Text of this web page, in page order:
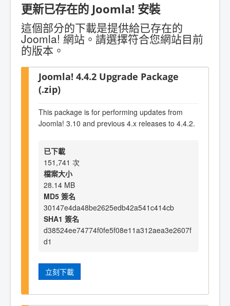
更新已存在的 Joomla! 安裝
這個部分的下載是提供給已存在的
Joomla! 網站。請選擇符合您網站目前
的版本。
Joomla! 4.4.2 Upgrade Package
(.zip)
This package is for performing updates from
Joomla! 3.10 and previous 4.x releases to 4.4.2.
已下載
151,741 次
檔案大小
28.14 MB
MD5 簽名
30147e4da48be2625edb42a541c414cb
SHA1 簽名
d38524ee74774f0fe5f08e11a312aea3e2607f
d1
立刻下載